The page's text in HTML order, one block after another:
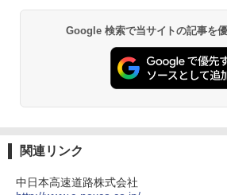
￥2,695
ァキア 2026～2027
￥5,999
[キャンパーズコレ
広げるだけ パッとサ
ーティング フルクロ
ュ(BC仕様) PATC-
[キャンパーズコレク
￥3,680
BUNDOK(バンドッ
レーム ドーム型 テ
着替えテント トイレ
Google 検索で当サイトの記事を
関連リンク
中日本高速道路株式会社